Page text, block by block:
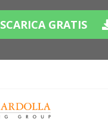
SCARICA GRATIS